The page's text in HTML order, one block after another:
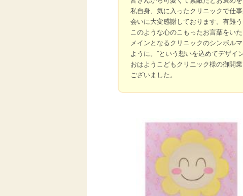
私自身、気に入ったクリニックで仕
会いに大変感謝しております。有難う
このような心のこもったお言葉をい
メインとなるクリニックのシンボル
ように。”という想いを込めてデザイ
おはようこどもクリニック様の御開
ございました。